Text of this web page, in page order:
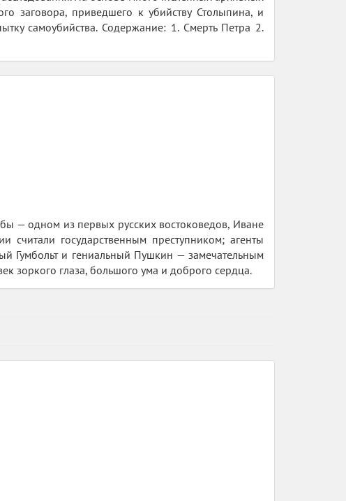
заговора, приведшего к убийству Столыпина, и
самоубийства. Содержание: 1. Смерть Петра 2.
— одном из первых русских востоковедов, Иване
считали государственным преступником; агенты
Гумбольт и гениальный Пушкин — замечательным
зоркого глаза, большого ума и доброго сердца.